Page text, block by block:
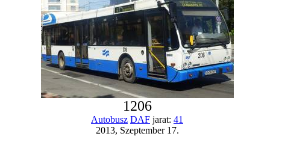
1206
Autobusz DAF jarat: 41
2013, Szeptember 17.